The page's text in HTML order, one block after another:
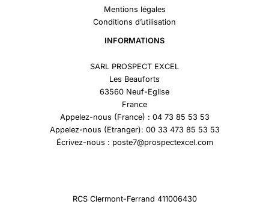
Mentions légales
Conditions d’utilisation
INFORMATIONS
SARL PROSPECT EXCEL
Les Beauforts
63560 Neuf-Eglise
France
Appelez-nous (France) : 04 73 85 53 53
Appelez-nous (Etranger): 00 33 473 85 53 53
Écrivez-nous : poste7@prospectexcel.com
RCS Clermont-Ferrand 411006430